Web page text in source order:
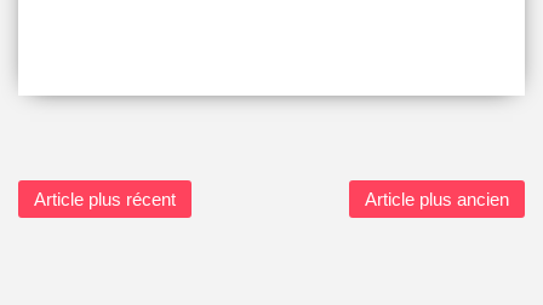
Article plus récent Article plus ancien